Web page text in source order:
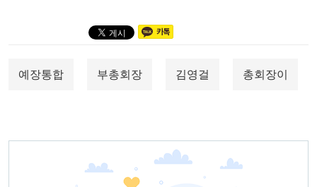
예장통합 부총회장 김영걸 총회장이